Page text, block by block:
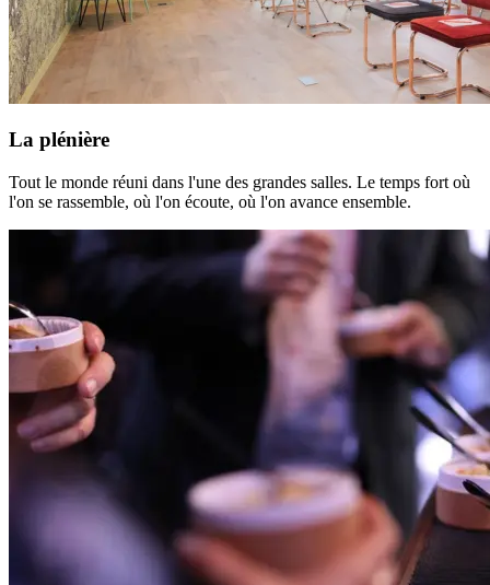
La plénière
Tout le monde réuni dans l'une des grandes salles. Le temps fort où
l'on se rassemble, où l'on écoute, où l'on avance ensemble.